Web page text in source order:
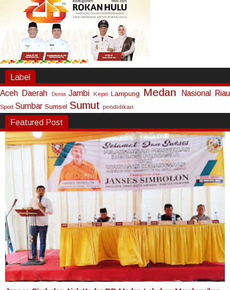
Label
Aceh Daerah Dunia Jambi Kepri Lampung Medan Nasional Riau
Sport Sumbar Sumsel Sumut pendidikan
Featured Post